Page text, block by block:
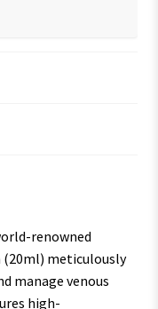
renowned
meticulously
manage venous
high-